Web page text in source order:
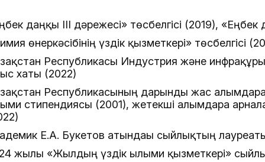
даңқы III дәрежесі» төсбелгісі (2019),
өнеркәсібінің үздік қызметкері» төсбелгісі
Республикасы Индустрия және
хаты (2022)
Республикасының дарынды жас ғалымдарға
стипендиясы (2001), жетекші ғалымдарға
Е.А. Букетов атындағы сыйлықтың
жылғы «Жылдың үздік ғылыми қызметкері»